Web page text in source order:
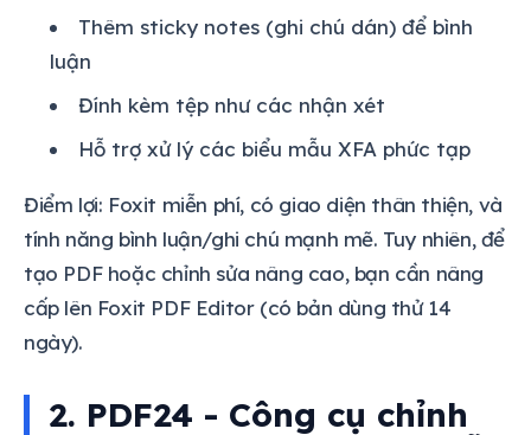
Thêm sticky notes (ghi chú dán) để bình
luận
Đính kèm tệp như các nhận xét
Hỗ trợ xử lý các biểu mẫu XFA phức tạp
Điểm lợi: Foxit miễn phí, có giao diện thân thiện, và
tính năng bình luận/ghi chú mạnh mẽ. Tuy nhiên, để
tạo PDF hoặc chỉnh sửa nâng cao, bạn cần nâng
cấp lên Foxit PDF Editor (có bản dùng thử 14
ngày).
2. PDF24 - Công cụ chỉnh